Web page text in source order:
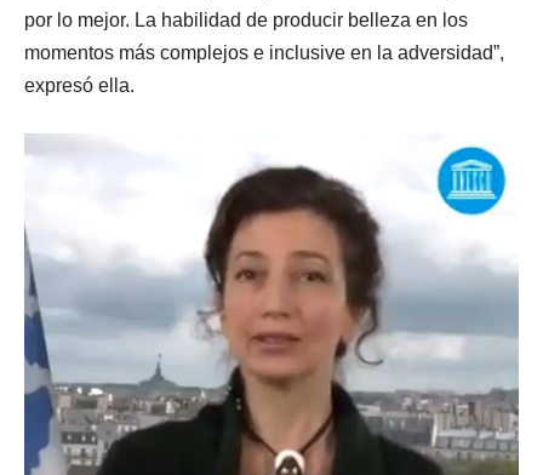
por lo mejor. La habilidad de producir belleza en los
momentos más complejos e inclusive en la adversidad”,
expresó ella.